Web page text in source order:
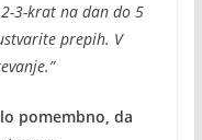
3-krat na dan do 5
prepih. V
pomembno, da